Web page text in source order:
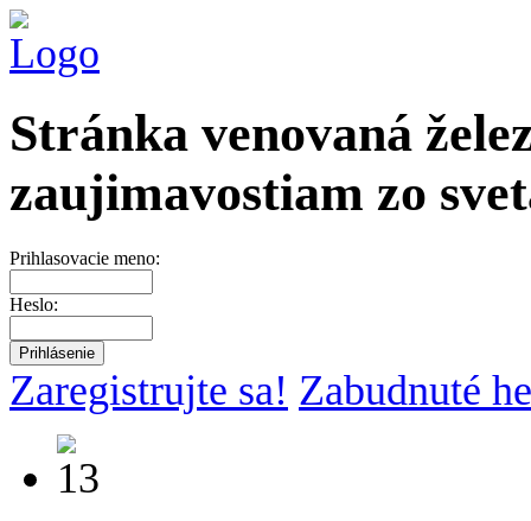
Stránka venovaná
zaujimavostiam zo
Prihlasovacie meno:
Heslo:
Zaregistrujte sa! Zabudnuté